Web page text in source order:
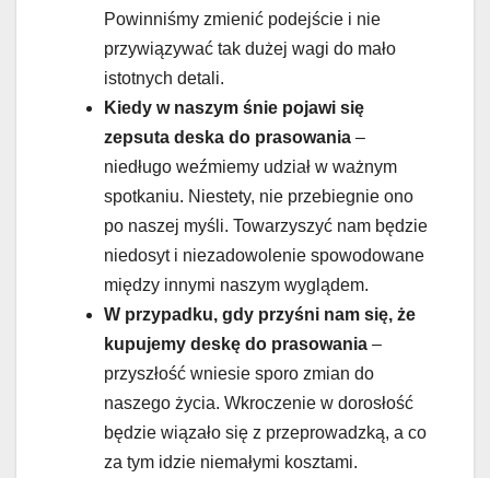
Powinniśmy zmienić podejście i nie
przywiązywać tak dużej wagi do mało
istotnych detali.
Kiedy w naszym śnie pojawi się
zepsuta deska do prasowania –
niedługo weźmiemy udział w ważnym
spotkaniu. Niestety, nie przebiegnie ono
po naszej myśli. Towarzyszyć nam będzie
niedosyt i niezadowolenie spowodowane
między innymi naszym wyglądem.
W przypadku, gdy przyśni nam się, że
kupujemy deskę do prasowania –
przyszłość wniesie sporo zmian do
naszego życia. Wkroczenie w dorosłość
będzie wiązało się z przeprowadzką, a co
za tym idzie niemałymi kosztami.